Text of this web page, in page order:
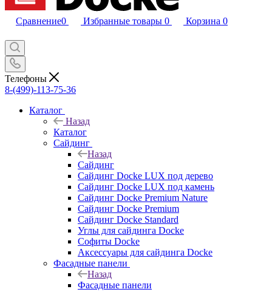
Сравнение0 Избранные товары 0 Корзина 0
Телефоны
8-(499)-113-75-36
Каталог
Назад
Каталог
Сайдинг
Назад
Сайдинг
Сайдинг Docke LUX под дерево
Сайдинг Docke LUX под камень
Сайдинг Docke Premium Nature
Сайдинг Docke Premium
Сайдинг Docke Standard
Углы для сайдинга Docke
Софиты Docke
Аксессуары для сайдинга Docke
Фасадные панели
Назад
Фасадные панели